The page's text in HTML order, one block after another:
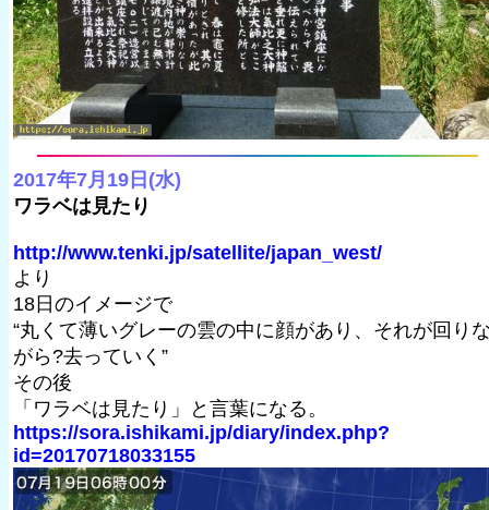
2017年7月19日(水)
ワラベは見たり
http://www.tenki.jp/satellite/japan_west/
より
18日のイメージで
“丸くて薄いグレーの雲の中に顔があり、それが回り
がら?去っていく”
その後
「ワラベは見たり」と言葉になる。
https://sora.ishikami.jp/diary/index.php?
id=20170718033155